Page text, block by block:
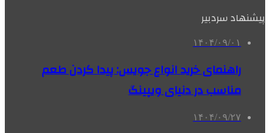
پیشنهاد سردبیر
۱۴۰۴/۰۹/۰۱
راهنمای خرید انواع جویس: پیدا کردن طعم
مناسب در دنیای ویپینگ
۱۴۰۴/۰۹/۲۷